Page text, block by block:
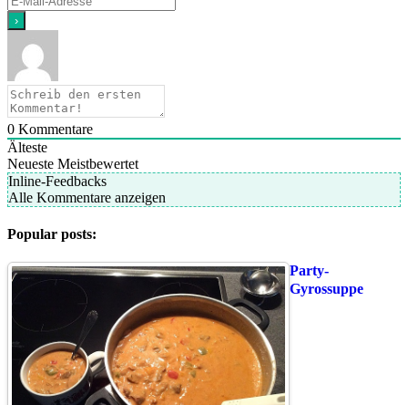
0 Kommentare
Älteste
Neueste Meistbewertet
Inline-Feedbacks
Alle Kommentare anzeigen
Popular posts:
Party-
Gyrossuppe